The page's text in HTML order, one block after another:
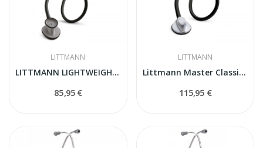
LITTMANN
LITTMANN LIGHTWEIGHT II S.E. stetoskops
85,95 €
LITTMANN
Littmann Master Classic II 2144L stetoskops
115,95 €